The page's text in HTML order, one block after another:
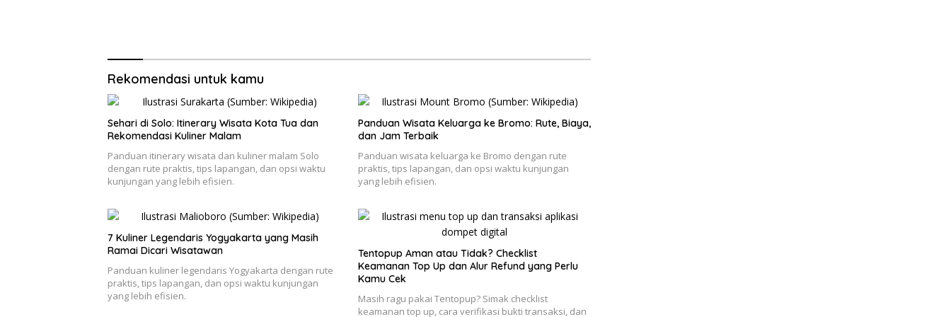
Rekomendasi untuk kamu
Sehari di Solo: Itinerary Wisata Kota Tua dan
Rekomendasi Kuliner Malam
Panduan itinerary wisata dan kuliner malam Solo
dengan rute praktis, tips lapangan, dan opsi waktu
kunjungan yang lebih efisien.
Panduan Wisata Keluarga ke Bromo: Rute, Biaya,
dan Jam Terbaik
Panduan wisata keluarga ke Bromo dengan rute
praktis, tips lapangan, dan opsi waktu kunjungan
yang lebih efisien.
7 Kuliner Legendaris Yogyakarta yang Masih
Ramai Dicari Wisatawan
Panduan kuliner legendaris Yogyakarta dengan rute
praktis, tips lapangan, dan opsi waktu kunjungan
yang lebih efisien.
Tentopup Aman atau Tidak? Checklist
Keamanan Top Up dan Alur Refund yang Perlu
Kamu Cek
Masih ragu pakai Tentopup? Simak checklist
keamanan top up, cara verifikasi bukti transaksi, dan